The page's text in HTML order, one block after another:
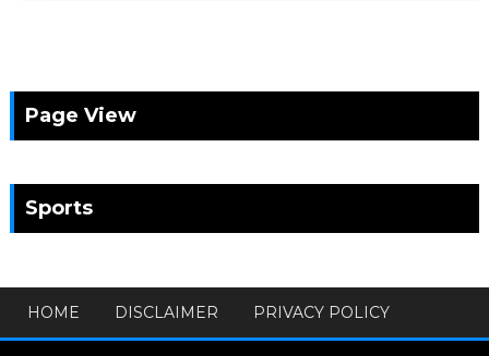
Page View
Sports
HOME DISCLAIMER PRIVACY POLICY